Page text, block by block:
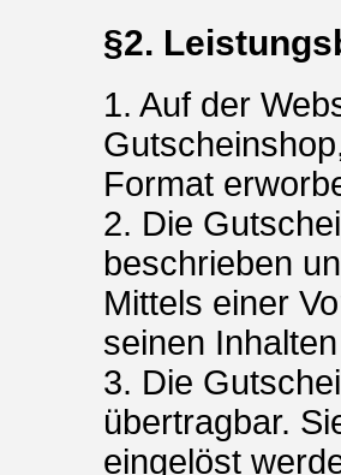
§2.
1. Auf der
Format
2. Die
beschrieben
Mittels einer
seinen
3. Die
übertragbar.
eingelöst